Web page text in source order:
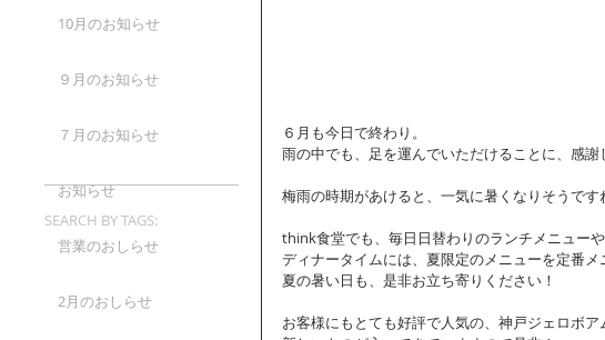
SEARCH BY TAGS:
10月のお知らせ
９月のお知らせ
７月のお知らせ
お知らせ
営業のおしらせ
2月のおしらせ
６月も今日で終わり。
雨の中でも、足を運んでいただけることに、感謝
梅雨の時期があけると、一気に暑くなりそうです
think食堂でも、毎日日替わりのランチメニューや
ディナータイムには、夏限定のメニューを定番メ
夏の暑い日も、是非お立ち寄りください！
お客様にもとても好評で人気の、神戸ジェロボア